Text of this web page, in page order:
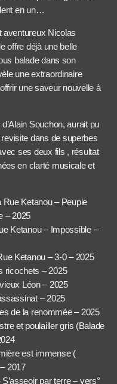
en un…
aventureux Nicolas
offre déjà une belle
balade dans son
une extraordinaire
une saveur nouvelle à
Souchon, aurait pu
revisite dans de superbes
ses deux fils , résultat
en clarté musicale et
Ketanou – Peuple
– 2025
Ketanou – Impossible –
Ketanou – 3-0 – 2025
ricochets – 2025
Léon – 2025
– 2025
de la renommée – 2025
et poulailler gris (Balade
est immense (
2017
par terre – vers°